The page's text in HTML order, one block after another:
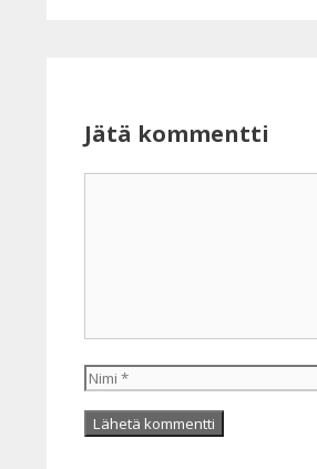
Jätä kommentti
Nimi